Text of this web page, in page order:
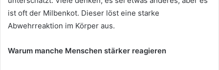
ist oft der Milbenkot. Dieser löst eine starke
Abwehrreaktion im Körper aus.
Warum manche Menschen stärker reagieren